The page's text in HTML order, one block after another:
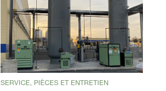
SERVICE, PIÈCES ET ENTRETIEN